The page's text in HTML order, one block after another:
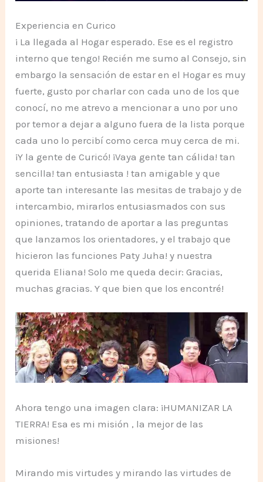
Experiencia en Curico
¡ La llegada al Hogar esperado. Ese es el registro
interno que tengo! Recién me sumo al Consejo, sin
embargo la sensación de estar en el Hogar es muy
fuerte, gusto por charlar con cada uno de los que
conocí, no me atrevo a mencionar a uno por uno
por temor a dejar a alguno fuera de la lista porque
cada uno lo percibí como cerca muy cerca de mi.
¡Y la gente de Curicó! ¡Vaya gente tan cálida! tan
sencilla! tan entusiasta ! tan amigable y que
aporte tan interesante las mesitas de trabajo y de
intercambio, mirarlos entusiasmados con sus
opiniones, tratando de aportar a las preguntas
que lanzamos los orientadores, y el trabajo que
hicieron las funciones Paty Juha! y nuestra
querida Eliana! Solo me queda decir: Gracias,
muchas gracias. Y que bien que los encontré!
Ahora tengo una imagen clara: ¡HUMANIZAR LA
TIERRA! Esa es mi misión , la mejor de las
misiones!
Mirando mis virtudes y mirando las virtudes de